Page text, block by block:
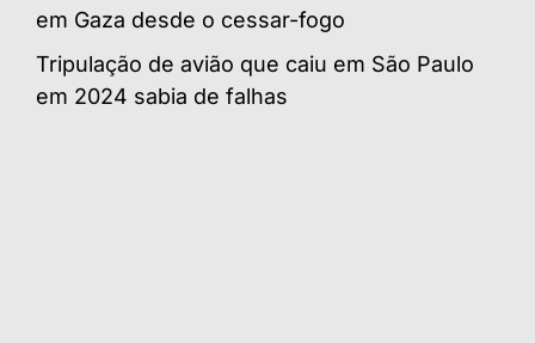
em Gaza desde o cessar-fogo
Tripulação de avião que caiu em São Paulo
em 2024 sabia de falhas